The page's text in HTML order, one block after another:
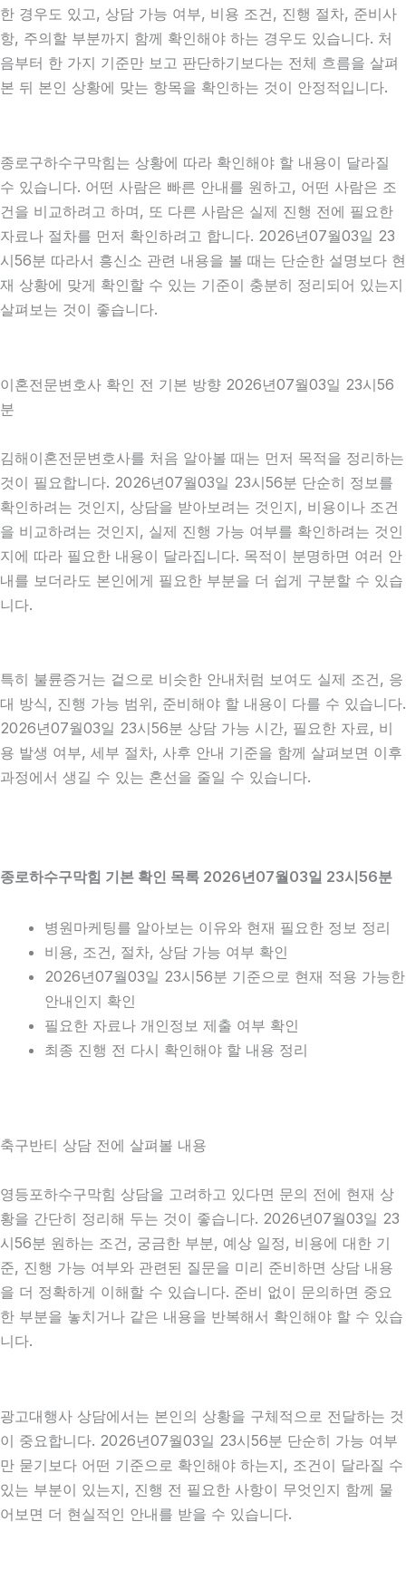
한 경우도 있고, 상담 가능 여부, 비용 조건, 진행 절차, 준비사
항, 주의할 부분까지 함께 확인해야 하는 경우도 있습니다. 처
음부터 한 가지 기준만 보고 판단하기보다는 전체 흐름을 살펴
본 뒤 본인 상황에 맞는 항목을 확인하는 것이 안정적입니다.
종로구하수구막힘는 상황에 따라 확인해야 할 내용이 달라질
수 있습니다. 어떤 사람은 빠른 안내를 원하고, 어떤 사람은 조
건을 비교하려고 하며, 또 다른 사람은 실제 진행 전에 필요한
자료나 절차를 먼저 확인하려고 합니다. 2026년07월03일 23
시56분 따라서 흥신소 관련 내용을 볼 때는 단순한 설명보다 현
재 상황에 맞게 확인할 수 있는 기준이 충분히 정리되어 있는지
살펴보는 것이 좋습니다.
이혼전문변호사 확인 전 기본 방향 2026년07월03일 23시56
분
김해이혼전문변호사를 처음 알아볼 때는 먼저 목적을 정리하는
것이 필요합니다. 2026년07월03일 23시56분 단순히 정보를
확인하려는 것인지, 상담을 받아보려는 것인지, 비용이나 조건
을 비교하려는 것인지, 실제 진행 가능 여부를 확인하려는 것인
지에 따라 필요한 내용이 달라집니다. 목적이 분명하면 여러 안
내를 보더라도 본인에게 필요한 부분을 더 쉽게 구분할 수 있습
니다.
특히 불륜증거는 겉으로 비슷한 안내처럼 보여도 실제 조건, 응
대 방식, 진행 가능 범위, 준비해야 할 내용이 다를 수 있습니다.
2026년07월03일 23시56분 상담 가능 시간, 필요한 자료, 비
용 발생 여부, 세부 절차, 사후 안내 기준을 함께 살펴보면 이후
과정에서 생길 수 있는 혼선을 줄일 수 있습니다.
종로하수구막힘 기본 확인 목록 2026년07월03일 23시56분
병원마케팅를 알아보는 이유와 현재 필요한 정보 정리
비용, 조건, 절차, 상담 가능 여부 확인
2026년07월03일 23시56분 기준으로 현재 적용 가능한
안내인지 확인
필요한 자료나 개인정보 제출 여부 확인
최종 진행 전 다시 확인해야 할 내용 정리
축구반티 상담 전에 살펴볼 내용
영등포하수구막힘 상담을 고려하고 있다면 문의 전에 현재 상
황을 간단히 정리해 두는 것이 좋습니다. 2026년07월03일 23
시56분 원하는 조건, 궁금한 부분, 예상 일정, 비용에 대한 기
준, 진행 가능 여부와 관련된 질문을 미리 준비하면 상담 내용
을 더 정확하게 이해할 수 있습니다. 준비 없이 문의하면 중요
한 부분을 놓치거나 같은 내용을 반복해서 확인해야 할 수 있습
니다.
광고대행사 상담에서는 본인의 상황을 구체적으로 전달하는 것
이 중요합니다. 2026년07월03일 23시56분 단순히 가능 여부
만 묻기보다 어떤 기준으로 확인해야 하는지, 조건이 달라질 수
있는 부분이 있는지, 진행 전 필요한 사항이 무엇인지 함께 물
어보면 더 현실적인 안내를 받을 수 있습니다.